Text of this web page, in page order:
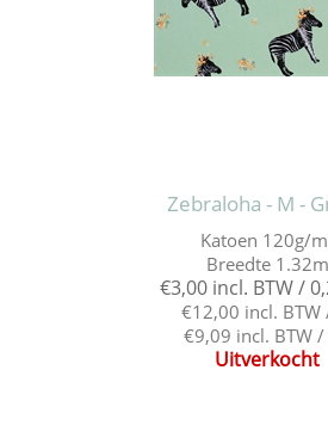
Zebraloha - M -
Katoen 120g/
Breedte 1.32m
€3,00 incl. BTW /
€12,00 incl. BTW
€9,09 incl. BTW /
Uitverkocht